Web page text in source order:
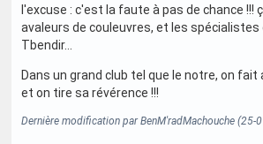
l'excuse : c'est la faute à pas de chance !!!
avaleurs de couleuvres, et les spécialistes
Tbendir...
Dans un grand club tel que le notre, on fait
et on tire sa révérence !!!
Dernière modification par BenM'radMachouche (25-